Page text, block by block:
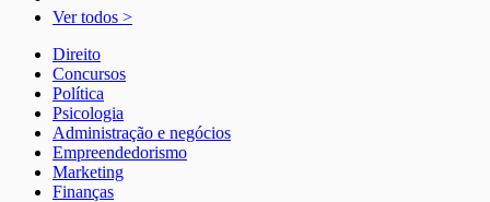
Ver todos >
Direito
Concursos
Política
Psicologia
Administração e negócios
Empreendedorismo
Marketing
Finanças